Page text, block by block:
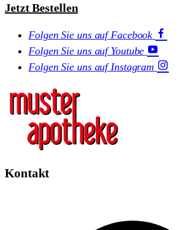
Jetzt Bestellen
Folgen Sie uns auf Facebook
Folgen Sie uns auf Youtube
Folgen Sie uns auf Instagram
Kontakt